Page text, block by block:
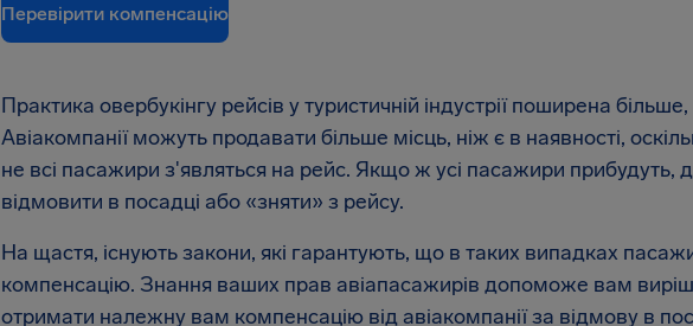
Перевірити компенсацію
Практика овербукінгу рейсів у туристичній індустрії поширена
Авіакомпанії можуть продавати більше місць, ніж є в наявності,
не всі пасажири з'являться на рейс. Якщо ж усі пасажири прибудуть,
відмовити в посадці або «зняти» з рейсу.
На щастя, існують закони, які гарантують, що в таких випадках
компенсацію. Знання ваших прав авіапасажирів допоможе вам
отримати належну вам компенсацію від авіакомпанії за відмову в